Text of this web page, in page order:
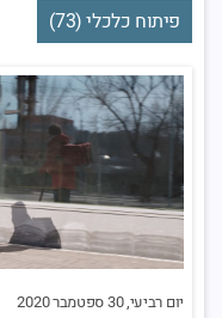
פיתוח כלכלי (73)
יום רביעי, 30 ספטמבר 2020